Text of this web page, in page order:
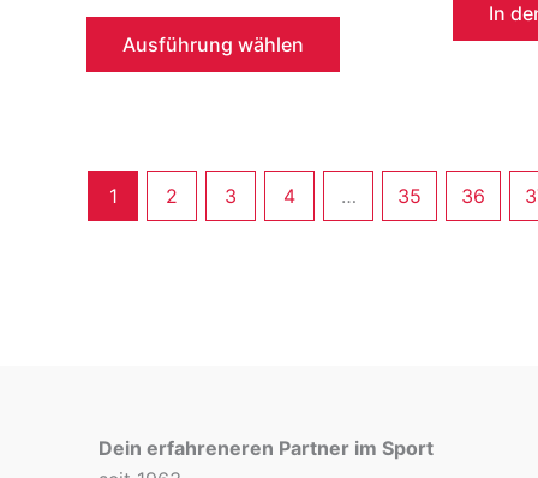
Ausführung wählen
Dieses
auf.
Die
In
1 2 3 4 … 35 36
Dein erfahreneren Partner im Sport